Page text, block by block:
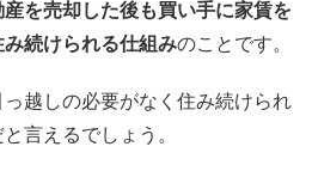
産を売却した後も買い手に家賃を
続けられる仕組みのことです。
越しの必要がなく住み続けられ
言えるでしょう。